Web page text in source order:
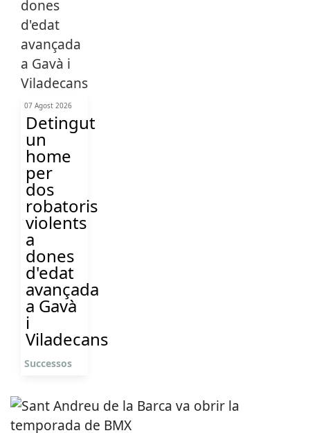
07 Agost 2026
Detingut
un
home
per
dos
robatoris
violents
a
dones
d'edat
avançada
a Gavà
i
Viladecans
Successos